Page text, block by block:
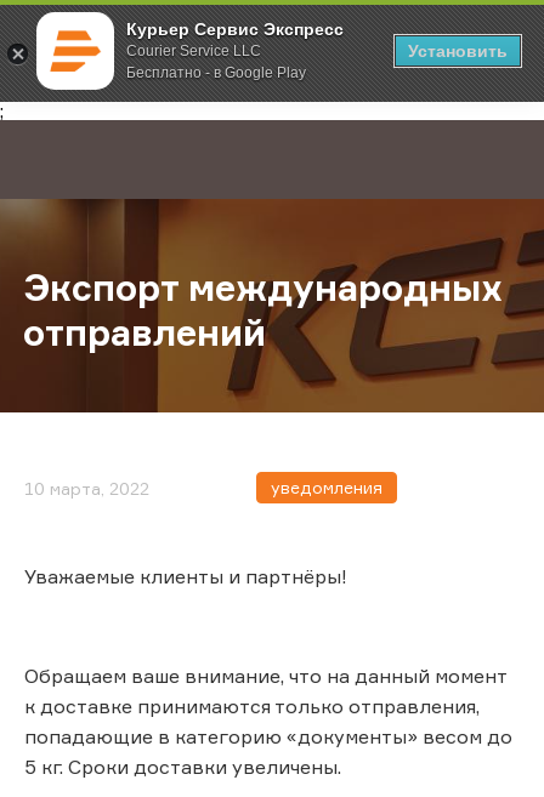
Курьер Сервис Экспресс
Courier Service LLC
Бесплатно - в Google Play
Установить
;
Главная О компании Новости Экспорт международных
Экспорт международных
отправлений
10 марта, 2022 уведомления
Уважаемые клиенты и партнёры!
Обращаем ваше внимание, что на данный момент
к доставке принимаются только отправления,
попадающие в категорию «документы» весом до
5 кг. Сроки доставки увеличены.